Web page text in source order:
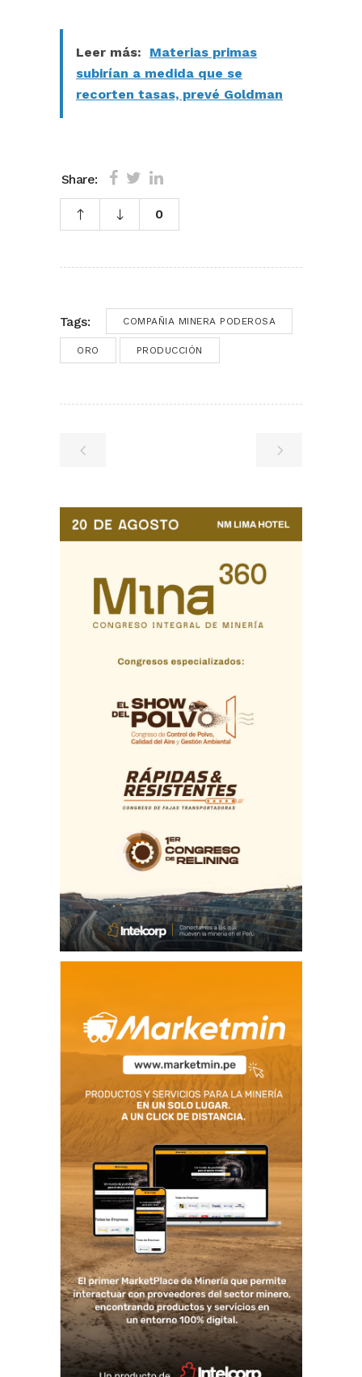
Leer más:
Materias primas
subirían a medida que se
recorten tasas, prevé Goldman
Share:
0
Tags: COMPAÑIA MINERA PODEROSA
ORO PRODUCCIÓN